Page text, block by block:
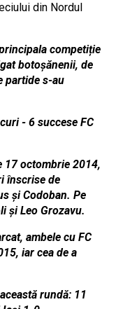
din Nordul
competiție
botoșănenii, de
partide s-au
- 6 succese FC
17 octombrie 2014,
înscrise de
și Codoban. Pe
și Leo Grozavu.
ambele cu FC
iar cea de a
rundă: 11